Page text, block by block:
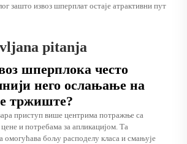
зашто извоз шперплат остаје атрактивни пут
pitanja
шперплока често
него ослањање на
тржиште?
приступ више центрима потражње са
и потребама за апликацијом. Та
омогућава бољу расподелу класа и смањује